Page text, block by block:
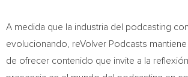
A medida que la industria del podcasting
evolucionando, reVolver Podcasts
de ofrecer contenido que invite a la